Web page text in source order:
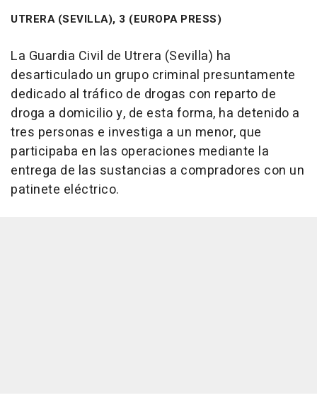
UTRERA (SEVILLA), 3 (EUROPA PRESS)
La Guardia Civil de Utrera (Sevilla) ha
desarticulado un grupo criminal presuntamente
dedicado al tráfico de drogas con reparto de
droga a domicilio y, de esta forma, ha detenido a
tres personas e investiga a un menor, que
participaba en las operaciones mediante la
entrega de las sustancias a compradores con un
patinete eléctrico.